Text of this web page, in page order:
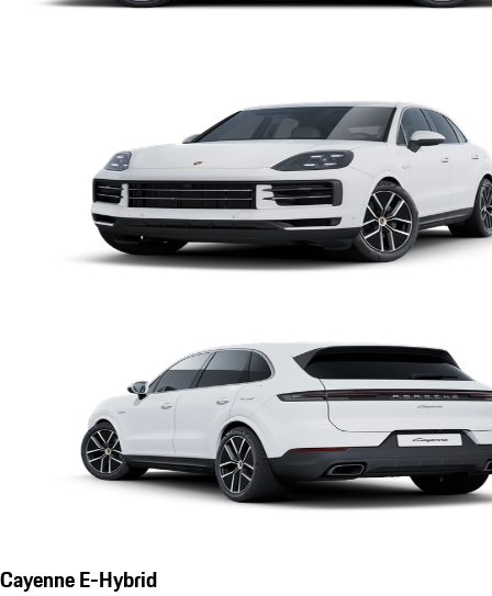
Cayenne E-Hybrid